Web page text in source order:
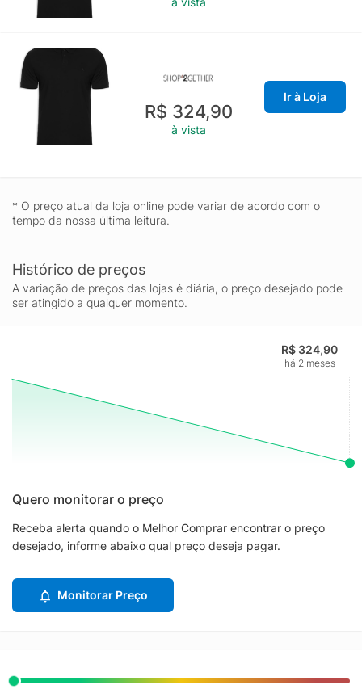
R$ 324,90
à vista
Ir à Loja
* O preço atual da loja online pode variar de acordo com o
tempo da nossa última leitura.
Histórico de preços
A variação de preços das lojas é diária, o preço desejado pode
ser atingido a qualquer momento.
R$ 324,90
há 2 meses
Quero monitorar o preço
Receba alerta quando o Melhor Comprar encontrar o preço
desejado, informe abaixo qual preço deseja pagar.
Monitorar Preço